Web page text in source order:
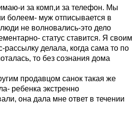
сайт не заходит, а муж например
комп и автоматически идет
меня так).Мало ли вдруг
что-то случилось.
попала с дочкой в больницу, так
не могла выйти на связь с
хотя заказы оплаченные
через 3 дня появилась на связи.
поняли и не обиделись.
и за комп,и за телефон. Мы
болеем- муж отписывается в
не волновались-это дело
статус ставится. Я своим
рассылку делала, когда сама то по
то без сознания дома
продавцом санок такая же
ребенка экстренно
она дала мне ответ в течении